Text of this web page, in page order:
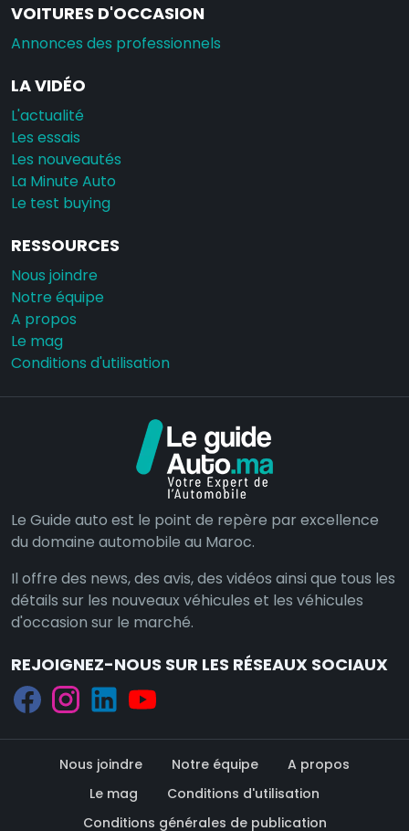
VOITURES D'OCCASION
Annonces des professionnels
LA VIDÉO
L'actualité
Les essais
Les nouveautés
La Minute Auto
Le test buying
RESSOURCES
Nous joindre
Notre équipe
A propos
Le mag
Conditions d'utilisation
Le Guide auto est le point de repère par excellence
du domaine automobile au Maroc.
Il offre des news, des avis, des vidéos ainsi que tous les
détails sur les nouveaux véhicules et les véhicules
d'occasion sur le marché.
REJOIGNEZ-NOUS SUR LES RÉSEAUX SOCIAUX
Nous joindre Notre équipe
A propos
Le mag
Conditions d'utilisation
Conditions générales de publication